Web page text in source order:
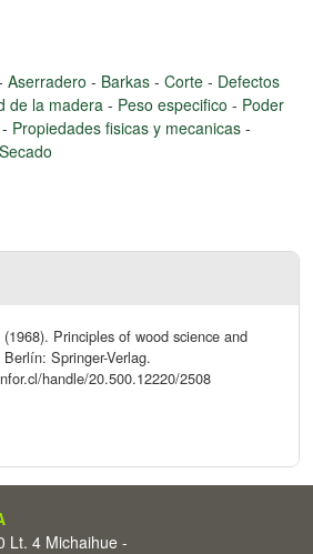
Aserradero - Barkas - Corte - Defectos
de la madera - Peso especifico - Poder
- Propiedades fisicas y mecanicas -
Secado
Principles of wood science and
Springer-Verlag.
handle/20.500.12220/2508
Lt. 4 Michaihue -